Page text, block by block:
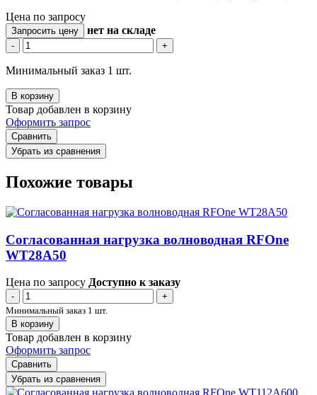
Цена по запросу
Запросить цену нет на складе
- +
Минимальный заказ 1 шт.
В корзину
Товар добавлен в корзину
Оформить запрос
Сравнить
Убрать из сравнения
Похожие товары
Согласованная нагрузка волноводная RFOne
WT28A50
Цена по запросу Доступно к заказу
-
+
Минимальный заказ 1 шт.
В корзину
Товар добавлен в корзину
Оформить запрос
Сравнить
Убрать из сравнения